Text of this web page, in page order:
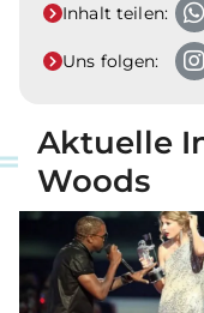
Inhalt teilen:
Uns folgen:
Aktuelle
Woods